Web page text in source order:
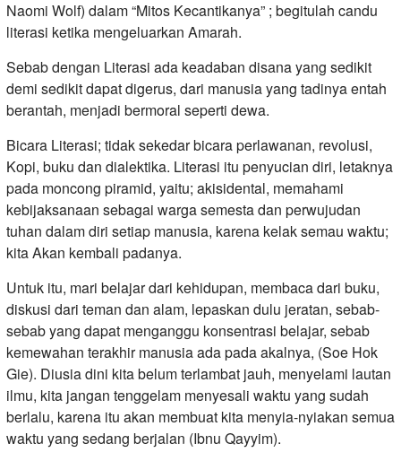
Naomi Wolf) dalam “Mitos Kecantikanya” ; begitulah candu
literasi ketika mengeluarkan Amarah.
Sebab dengan Literasi ada keadaban disana yang sedikit
demi sedikit dapat digerus, dari manusia yang tadinya entah
berantah, menjadi bermoral seperti dewa.
Bicara Literasi; tidak sekedar bicara perlawanan, revolusi,
Kopi, buku dan dialektika. Literasi itu penyucian diri, letaknya
pada moncong piramid, yaitu; akisidental, memahami
kebijaksanaan sebagai warga semesta dan perwujudan
tuhan dalam diri setiap manusia, karena kelak semau waktu;
kita Akan kembali padanya.
Untuk itu, mari belajar dari kehidupan, membaca dari buku,
diskusi dari teman dan alam, lepaskan dulu jeratan, sebab-
sebab yang dapat menganggu konsentrasi belajar, sebab
kemewahan terakhir manusia ada pada akalnya, (Soe Hok
Gie). Diusia dini kita belum terlambat jauh, menyelami lautan
ilmu, kita jangan tenggelam menyesali waktu yang sudah
berlalu, karena itu akan membuat kita menyia-nyiakan semua
waktu yang sedang berjalan (Ibnu Qayyim).